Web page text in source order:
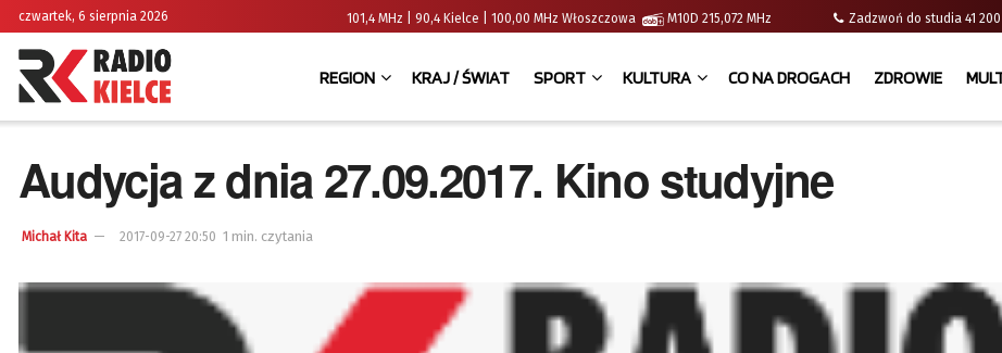
czwartek, 6 sierpnia 2026 101,4 MHz | 90,4 Kielce | 100,00 MHz Włoszczowa M10D 215,072 MHz Zadzwoń do studia 41
REGION KRAJ / ŚWIAT SPORT KULTURA CO NA DROGACH ZDROWIE
Audycja z dnia 27.09.2017. Kino studyjne
Michał Kita 2017-09-27 20:50 1 min. czytania